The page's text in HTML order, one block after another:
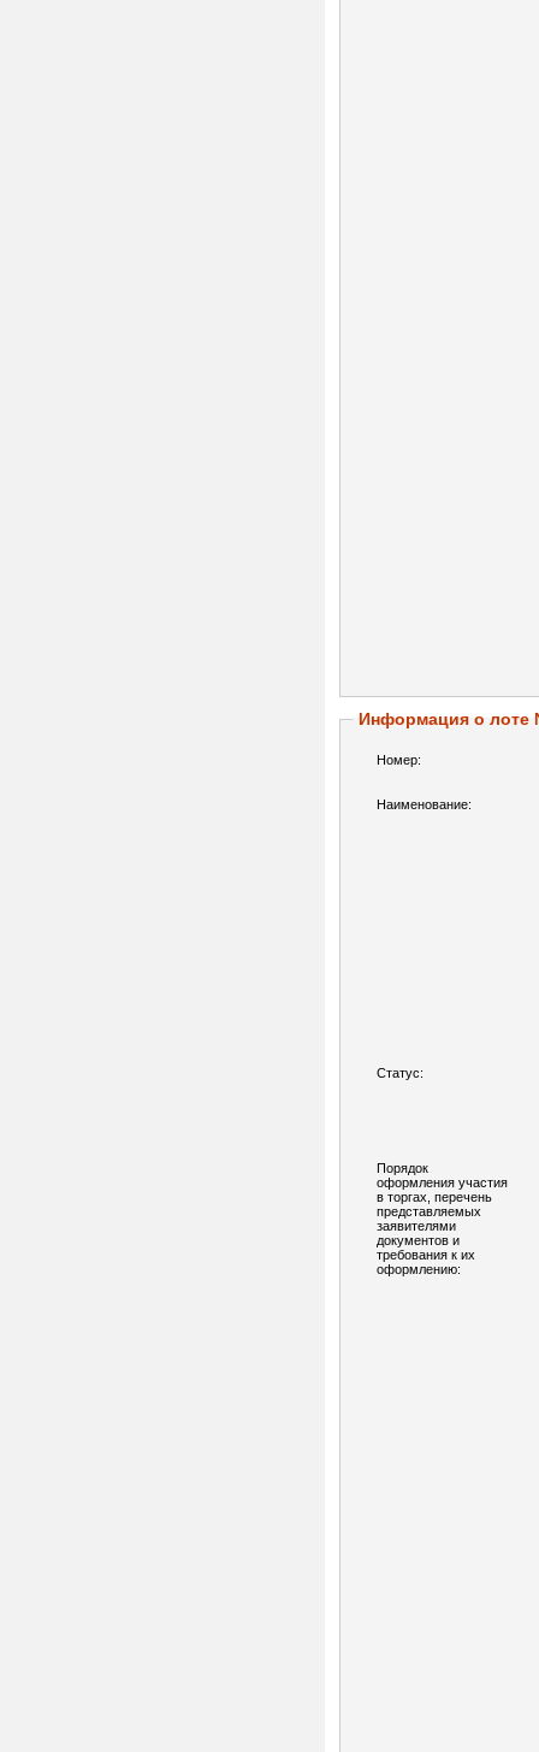
Информация о лоте
Номер:
Наименование:
Статус:
Порядок
оформления участия
в торгах, перечень
представляемых
заявителями
документов и
требования к их
оформлению: